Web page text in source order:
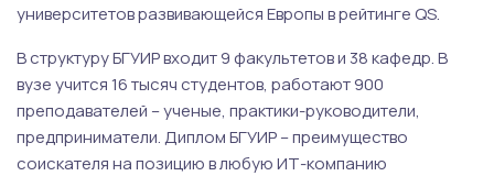
университетов развивающейся Европы в рейтинге QS.
В структуру БГУИР входит 9 факультетов и 38 кафедр. В
вузе учится 16 тысяч студентов, работают 900
преподавателей – ученые, практики-руководители,
предприниматели. Диплом БГУИР – преимущество
соискателя на позицию в любую ИТ-компанию